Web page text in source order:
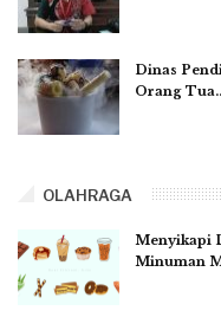
Dinas
Orang
OLAHRAGA
Menyikapi
Minuman